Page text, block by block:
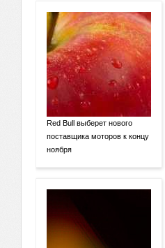
Red Bull выберет нового
поставщика моторов к концу
ноября